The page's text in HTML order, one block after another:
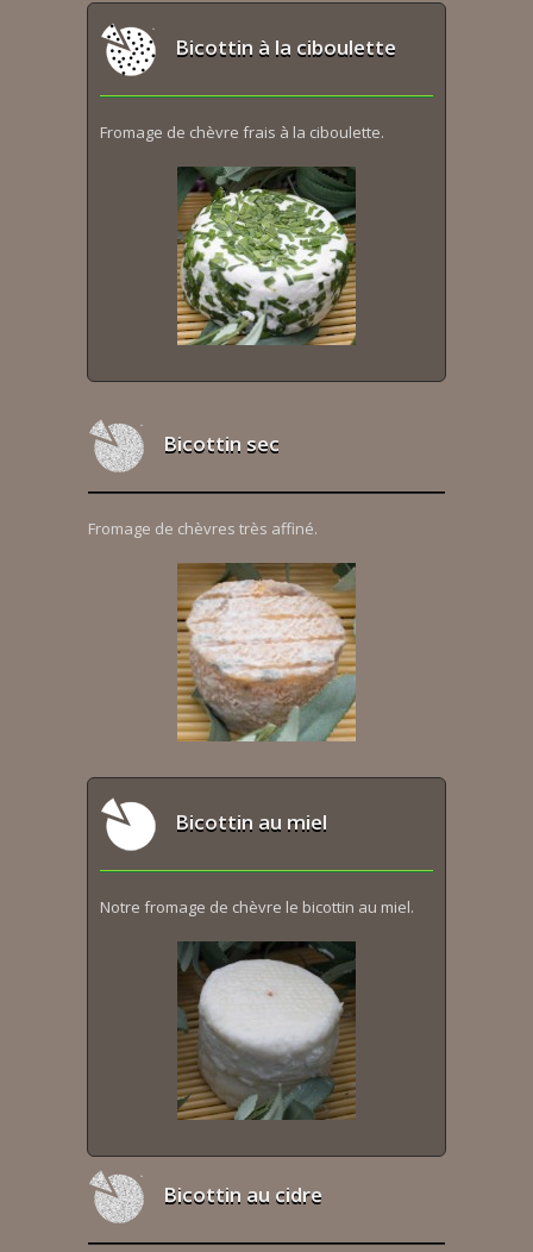
Bicottin à la ciboulette
Fromage de chèvre frais à la ciboulette.
Bicottin sec
Fromage de chèvres très affiné.
Bicottin au miel
Notre fromage de chèvre le bicottin au miel.
Bicottin au cidre